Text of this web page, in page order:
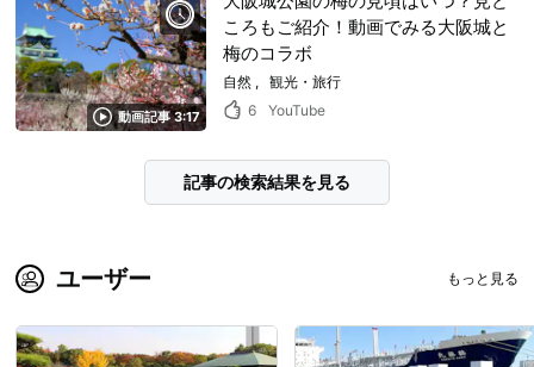
動画記事 3:17
ころもご紹介！動画でみる大阪城と
梅のコラボ
自然
観光・旅行
6
YouTube
記事の検索結果を見る
ユーザー もっと見る